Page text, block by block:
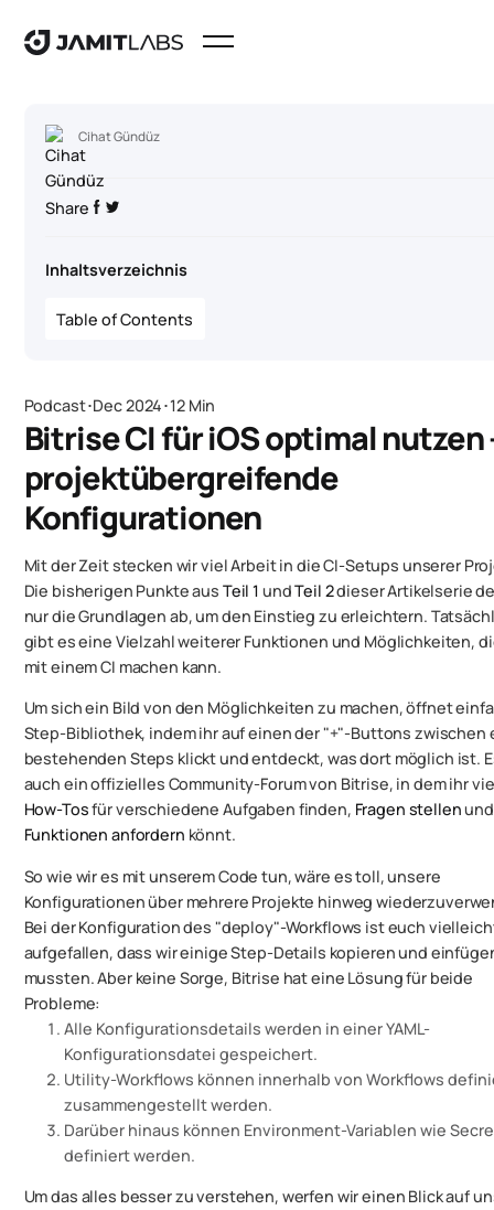
Podcast･Dec 2024･12 Min
Bitrise CI für iOS optimal nutzen
projektübergreifende
Konfigurationen
Mit der Zeit stecken wir viel Arbeit in die CI-Setups unserer
Die bisherigen Punkte aus Teil 1 undTeil 2dieser Artikelserie
nur die Grundlagen ab, um den Einstieg zu erleichtern.
gibt es eine Vielzahl weiterer Funktionen und Möglichkeiten,
mit einem CI machen kann.
Um sich ein Bild von den Möglichkeiten zu machen, öffnet
Step-Bibliothek, indem ihr auf einen der "+"-Buttons zwischen
bestehenden Steps klickt und entdeckt, was dort möglich ist.
auch ein offizielles Community-Forum von Bitrise, in dem ihr
How-Tosfür verschiedene Aufgaben finden, Fragen stellen
Funktionen anfordern könnt.
So wie wir es mit unserem Code tun, wäre es toll, unsere
Konfigurationen über mehrere Projekte hinweg
Bei der Konfiguration des "deploy"-Workflows ist euch
aufgefallen, dass wir einige Step-Details kopieren und
mussten. Aber keine Sorge, Bitrise hat eine Lösung für beide
Probleme:
Alle Konfigurationsdetails werden in einer YAML-
Konfigurationsdatei gespeichert.
Utility-Workflows können innerhalb von Workflows
zusammengestellt werden.
Darüber hinaus können Environment-Variablen wie
definiert werden.
Um das alles besser zu verstehen, werfen wir einen Blick auf
Cihat Gündüz
Share
Inhaltsverzeichnis
Table of Contents